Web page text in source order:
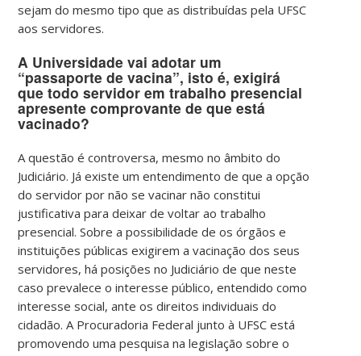
sejam do mesmo tipo que as distribuídas pela UFSC
aos servidores.
A Universidade vai adotar um
“passaporte de vacina”, isto é, exigirá
que todo servidor em trabalho presencial
apresente comprovante de que está
vacinado?
A questão é controversa, mesmo no âmbito do
Judiciário. Já existe um entendimento de que a opção
do servidor por não se vacinar não constitui
justificativa para deixar de voltar ao trabalho
presencial.Sobre a possibilidade de os órgãos e
instituições públicas exigirem a vacinação dos seus
servidores, há posições no Judiciário de que neste
caso prevalece o interesse público, entendido como
interesse social, ante os direitos individuais do
cidadão.A Procuradoria Federal junto à UFSC está
promovendo uma pesquisa na legislação sobre o